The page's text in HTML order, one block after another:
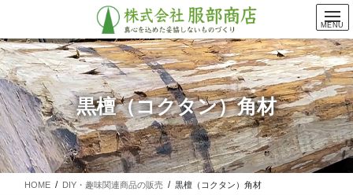
テ
ン
ツ
に
移
動
ゲ
ー
シ
ョ
ン
に
移
動
黒檀（コクタン）角材
HOME DIY・趣味関連商品の販売 黒檀（コクタン）角材
MENU